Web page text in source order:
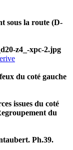
sous la route (D-
z4_-xpc-2.jpg
du coté gauche
issues du coté
du
Ph.39.